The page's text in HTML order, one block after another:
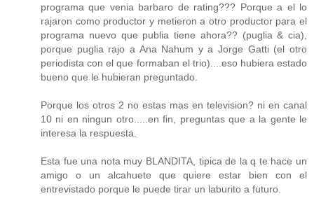
programa que venia barbaro de rating??? Porque a el lo
rajaron como productor y metieron a otro productor para el
programa nuevo que publia tiene ahora?? (puglia & cia),
porque puglia rajo a Ana Nahum y a Jorge Gatti (el otro
periodista con el que formaban el trio)....eso hubiera estado
bueno que le hubieran preguntado.
Porque los otros 2 no estas mas en television? ni en canal
10 ni en ningun otro.....en fin, preguntas que a la gente le
interesa la respuesta.
Esta fue una nota muy BLANDITA, tipica de la q te hace un
amigo o un alcahuete que quiere estar bien con el
entrevistado porque le puede tirar un laburito a futuro.